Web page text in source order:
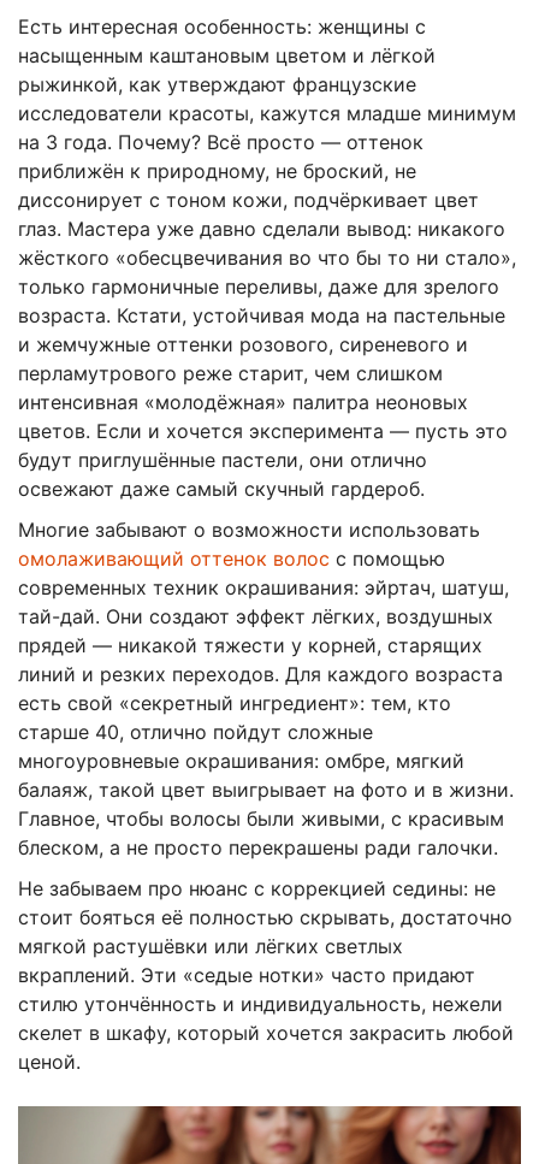
Есть интересная особенность: женщины с
насыщенным каштановым цветом и лёгкой
рыжинкой, как утверждают французские
исследователи красоты, кажутся младше минимум
на 3 года. Почему? Всё просто — оттенок
приближён к природному, не броский, не
диссонирует с тоном кожи, подчёркивает цвет
глаз. Мастера уже давно сделали вывод: никакого
жёсткого «обесцвечивания во что бы то ни стало»,
только гармоничные переливы, даже для зрелого
возраста. Кстати, устойчивая мода на пастельные
и жемчужные оттенки розового, сиреневого и
перламутрового реже старит, чем слишком
интенсивная «молодёжная» палитра неоновых
цветов. Если и хочется эксперимента — пусть это
будут приглушённые пастели, они отлично
освежают даже самый скучный гардероб.
Многие забывают о возможности использовать
омолаживающий оттенок волос с помощью
современных техник окрашивания: эйртач, шатуш,
тай-дай. Они создают эффект лёгких, воздушных
прядей — никакой тяжести у корней, старящих
линий и резких переходов. Для каждого возраста
есть свой «секретный ингредиент»: тем, кто
старше 40, отлично пойдут сложные
многоуровневые окрашивания: омбре, мягкий
балаяж, такой цвет выигрывает на фото и в жизни.
Главное, чтобы волосы были живыми, с красивым
блеском, а не просто перекрашены ради галочки.
Не забываем про нюанс с коррекцией седины: не
стоит бояться её полностью скрывать, достаточно
мягкой растушёвки или лёгких светлых
вкраплений. Эти «седые нотки» часто придают
стилю утончённость и индивидуальность, нежели
скелет в шкафу, который хочется закрасить любой
ценой.